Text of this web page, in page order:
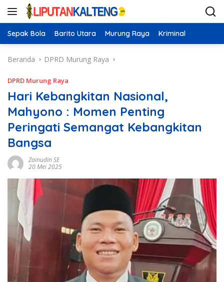
Langsung
Sepak Bola Barito Utara Murung Raya Kriminal
Beranda DPRD Murung Raya
DPRD Murung Raya
Hari Kebangkitan Nasional,
Mahyono : Momen Penting
Peringati Semangat Kebangkitan
Bangsa
Zainudin SE
20 Mei 2025